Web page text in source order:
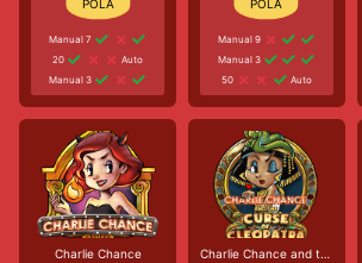
Manual 7
20
Auto
Manual 3
Manual 9
Manual 3
50
Auto
Charlie Chance Charlie Chance and the Curse of Cleopatra